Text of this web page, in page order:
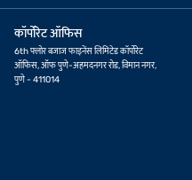
कॉर्पोरेट ऑफिस
6th फ्लोर बजाज फाइनेंस लिमिटेड कॉर्पोरेट
ऑफिस, ऑफ पुणे-अहमदनगर रोड, विमान नगर,
पुणे - 411014